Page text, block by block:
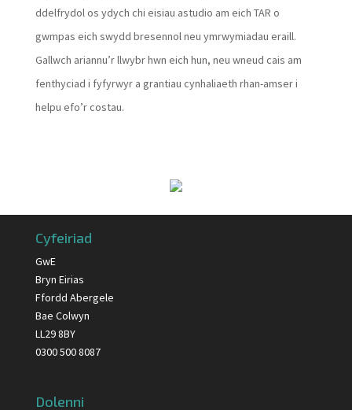
ddelfrydol os ydych chi eisiau astudio am eich TAR o
gwmpas eich swydd bresennol neu ymrwymiadau eraill.
Gallwch ariannu’r llwybr hwn eich hun, neu wneud cais am
fenthyciad i fyfyrwyr a grantiau cynhaliaeth rhan-amser i
helpu efo’r costau.
Cyfeiriad
GwE
Bryn Eirias
Ffordd Abergele
Bae Colwyn
LL29 8BY
0300 500 8087
Dolenni